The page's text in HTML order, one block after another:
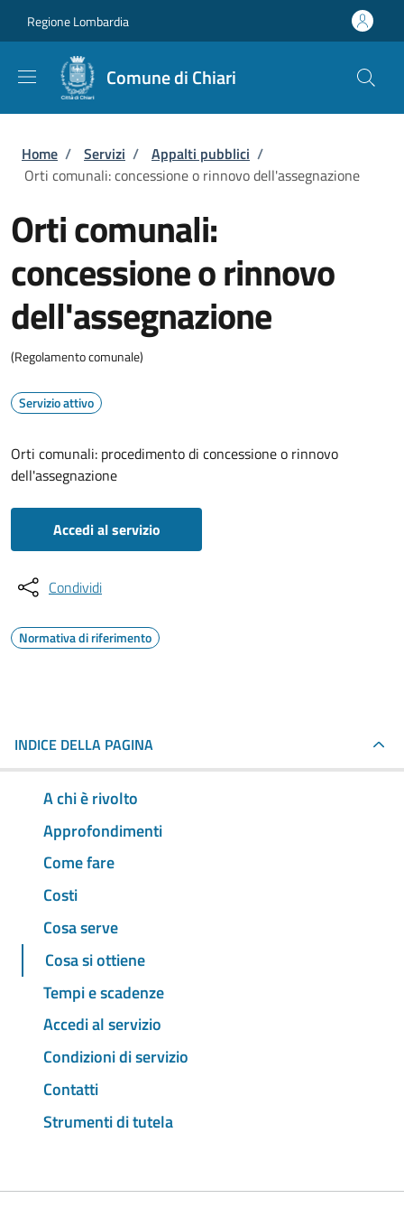
Regione Lombardia
Comune di Chiari
Briciole di pane
Home / Servizi / Appalti pubblici /
Orti comunali: concessione o rinnovo dell'assegnazione
Orti comunali:
concessione o rinnovo
dell'assegnazione
(Regolamento comunale)
Servizio attivo
Orti comunali: procedimento di concessione o rinnovo
dell'assegnazione
Accedi al servizio
Condividi
Normativa di riferimento
INDICE DELLA PAGINA
A chi è rivolto
Approfondimenti
Come fare
Costi
Cosa serve
Cosa si ottiene
Tempi e scadenze
Accedi al servizio
Condizioni di servizio
Contatti
Strumenti di tutela